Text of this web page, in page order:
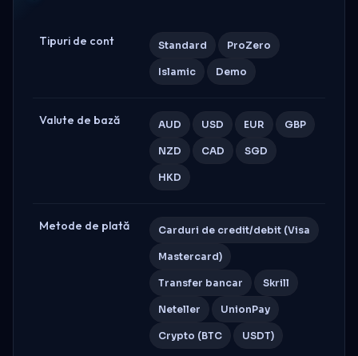
Tipuri de cont Standard ProZero
Islamic Demo
Valute de bază AUD USD EUR GBP
NZD CAD SGD
HKD
Metode de plată Carduri de credit/debit (Visa
Mastercard)
Transfer bancar Skrill
Neteller UnionPay
Crypto (BTC USDT)